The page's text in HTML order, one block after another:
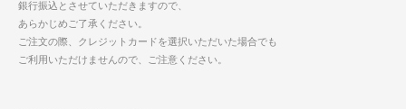
銀行振込とさせていただきますので、
あらかじめご了承ください。
ご注文の際、クレジットカードを選択いただいた場合でも
ご利用いただけませんので、ご注意ください。